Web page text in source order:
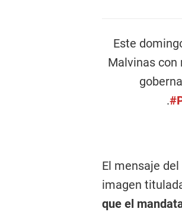
Este
Malvinas con
.
El mensaje
imagen
que el